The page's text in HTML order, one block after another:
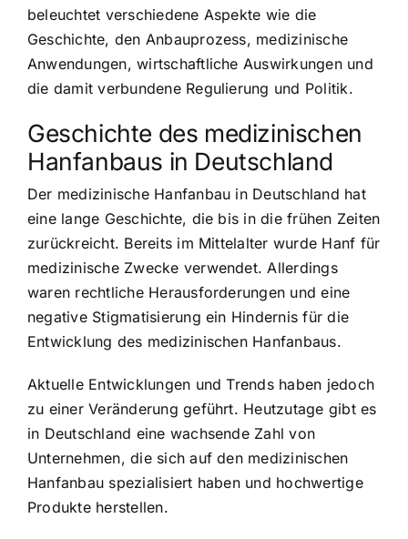
beleuchtet verschiedene Aspekte wie die
Geschichte, den Anbauprozess, medizinische
Anwendungen, wirtschaftliche Auswirkungen und
die damit verbundene Regulierung und Politik.
Geschichte des medizinischen
Hanfanbaus in Deutschland
Der medizinische Hanfanbau in Deutschland hat
eine lange Geschichte, die bis in die frühen Zeiten
zurückreicht. Bereits im Mittelalter wurde Hanf für
medizinische Zwecke verwendet. Allerdings
waren rechtliche Herausforderungen und eine
negative Stigmatisierung ein Hindernis für die
Entwicklung des medizinischen Hanfanbaus.
Aktuelle Entwicklungen und Trends haben jedoch
zu einer Veränderung geführt. Heutzutage gibt es
in Deutschland eine wachsende Zahl von
Unternehmen, die sich auf den medizinischen
Hanfanbau spezialisiert haben und hochwertige
Produkte herstellen.